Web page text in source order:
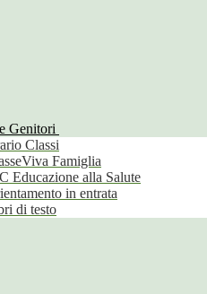
Genitori
Classi
Famiglia
Educazione alla Salute
in entrata
di testo